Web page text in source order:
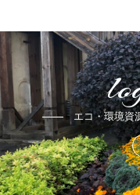
エコ・環境資